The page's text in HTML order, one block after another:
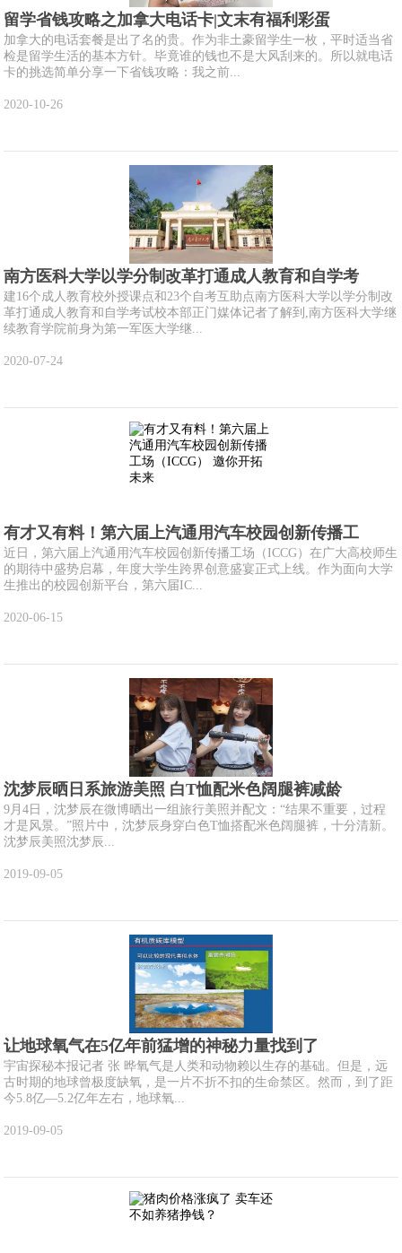
留学省钱攻略之加拿大电话卡|文末有福利彩蛋
加拿大的电话套餐是出了名的贵。作为非土豪留学生一枚，平时适当省
检是留学生活的基本方针。毕竟谁的钱也不是大风刮来的。所以就电话
卡的挑选简单分享一下省钱攻略：我之前...
2020-10-26
南方医科大学以学分制改革打通成人教育和自学考
建16个成人教育校外授课点和23个自考互助点南方医科大学以学分制改
革打通成人教育和自学考试校本部正门媒体记者了解到,南方医科大学继
续教育学院前身为第一军医大学继...
2020-07-24
有才又有料！第六届上汽通用汽车校园创新传播工
近日，第六届上汽通用汽车校园创新传播工场（ICCG）在广大高校师生
的期待中盛势启幕，年度大学生跨界创意盛宴正式上线。作为面向大学
生推出的校园创新平台，第六届IC...
2020-06-15
沈梦辰晒日系旅游美照 白T恤配米色阔腿裤减龄
9月4日，沈梦辰在微博晒出一组旅行美照并配文：“结果不重要，过程
才是风景。”照片中，沈梦辰身穿白色T恤搭配米色阔腿裤，十分清新。
沈梦辰美照沈梦辰...
2019-09-05
让地球氧气在5亿年前猛增的神秘力量找到了
宇宙探秘本报记者 张 晔氧气是人类和动物赖以生存的基础。但是，远
古时期的地球曾极度缺氧，是一片不折不扣的生命禁区。然而，到了距
今5.8亿—5.2亿年左右，地球氧...
2019-09-05